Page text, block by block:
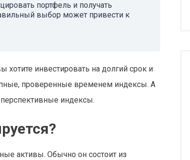
портфель и получать
выбор может привести к
хотите инвестировать на долгий срок и
проверенные временем индексы. А
индексы.
активы. Обычно он состоит из